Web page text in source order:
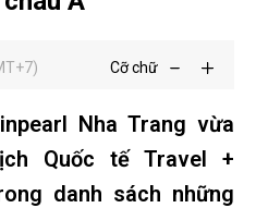
Cỡ chữ
Nha Trang vừa
Quốc tế Travel +
danh sách những